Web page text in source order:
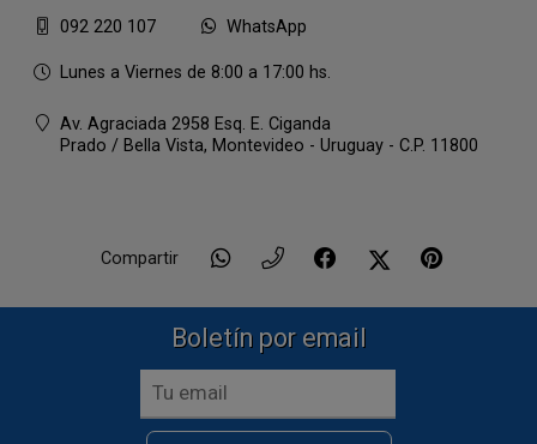
092 220 107
WhatsApp
Lunes a Viernes de 8:00 a 17:00 hs.
Av. Agraciada 2958 Esq. E. Ciganda
Prado / Bella Vista, Montevideo - Uruguay - C.P. 11800
Compartir
Boletín por email